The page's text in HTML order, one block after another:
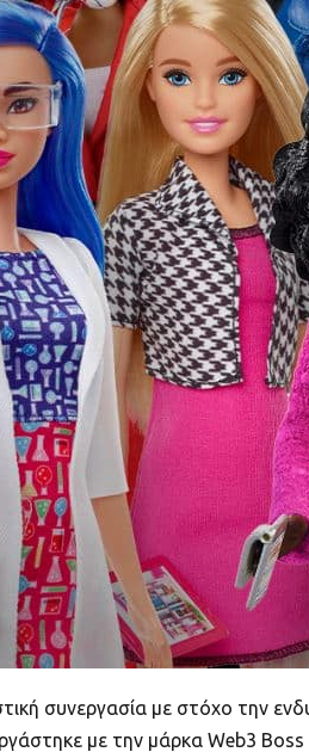
συνεργασία με στόχο την
με την μάρκα Web3 Boss